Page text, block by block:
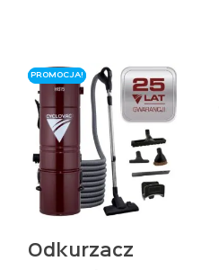
PROMOCJA!
PROMOCJA!
Odkurzacz